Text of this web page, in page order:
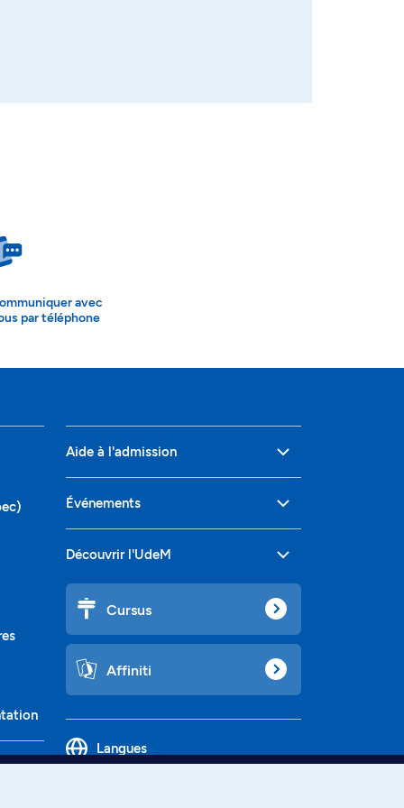
avec
par téléphone
Aide à l'admission
Événements
Découvrir l'UdeM
Cursus
Affiniti
Langues